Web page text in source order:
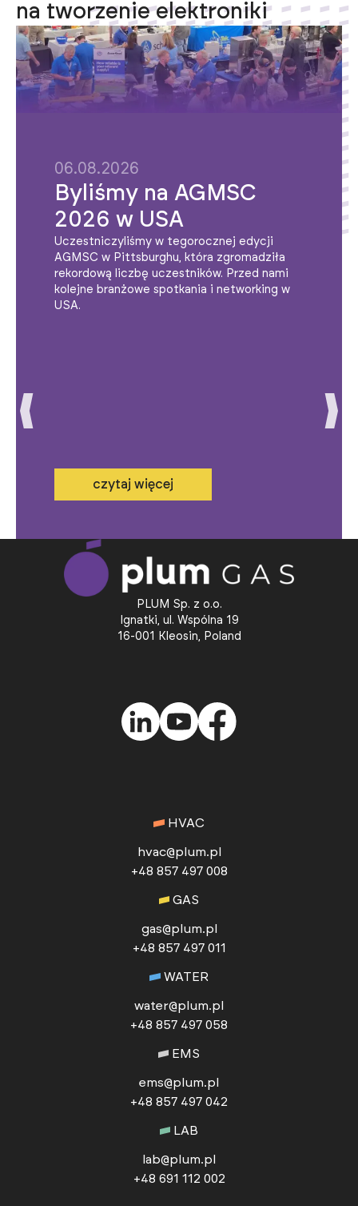
na tworzenie elektroniki
06.08.2026
Byliśmy na AGMSC
2026 w USA
Uczestniczyliśmy w tegorocznej edycji
AGMSC w Pittsburghu, która zgromadziła
rekordową liczbę uczestników. Przed nami
kolejne branżowe spotkania i networking w
USA.
czytaj więcej
PLUM Sp. z o.o.
Ignatki, ul. Wspólna 19
16-001 Kleosin, Poland
HVAC
hvac@plum.pl
+48 857 497 008
GAS
gas@plum.pl
+48 857 497 011
WATER
water@plum.pl
+48 857 497 058
EMS
ems@plum.pl
+48 857 497 042
LAB
lab@plum.pl
+48 691 112 002